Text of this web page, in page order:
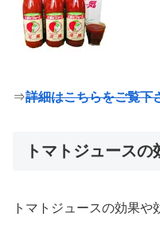
⇒詳細はこちらをご覧下
トマトジュース
トマトジュースの効果や